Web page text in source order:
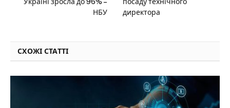
Україні зросла до 96% –
НБУ
посаду технічного
директора
СХОЖІ СТАТТІ